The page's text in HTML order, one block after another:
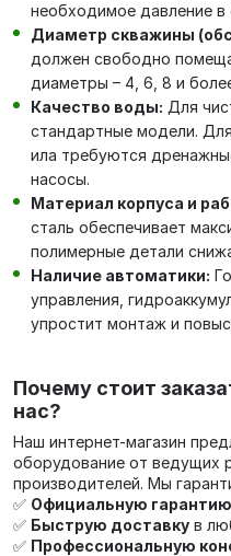
необходимое давление в
Диаметр скважины
должен свободно
диаметры – 4, 6, 8 и
Качество воды: Для
стандартные модели.
ила требуются
насосы.
Материал корпуса и
сталь обеспечивает
полимерные детали
Наличие автоматики:
управления,
упростит монтаж и
Почему стоит
нас?
Наш интернет-магазин
оборудование от ведущих
производителей. Мы
✅ Официальную гарантию
✅ Быструю доставку в
✅ Профессиональную